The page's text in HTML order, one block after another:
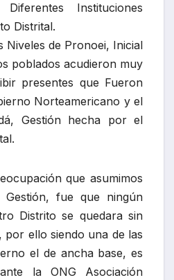
Instituciones
Distrital.
Niveles de Pronoei, Inicial
poblados acudieron muy
presentes que Fueron
Norteamericano y el
Gestión hecha por el
que asumimos
Gestión, fue que ningún
Distrito se quedara sin
por ello siendo una de las
el de ancha base, es
la ONG Asociación